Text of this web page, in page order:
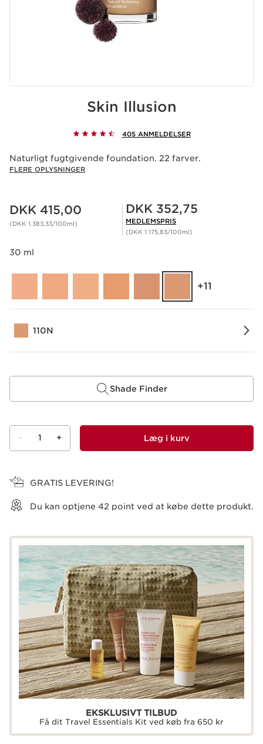
Skin Illusion
405 ANMELDELSER
Naturligt fugtgivende foundation. 22 farver.
FLERE OPLYSNINGER
Nuværende pris DKK 415,00
DKK 415,00
(DKK 1.383,33/100ml)
Medlemspris DKK 352,75
DKK 352,75
MEDLEMSPRIS
(DKK 1.175,83/100ml)
30 ml
‎+11
110N
Shade Finder
- 1 + Læg i kurv
GRATIS LEVERING!
Du kan optjene 42 point ved at købe dette produkt.
EKSKLUSIVT TILBUD
Få dit Travel Essentials Kit ved køb fra 650 kr